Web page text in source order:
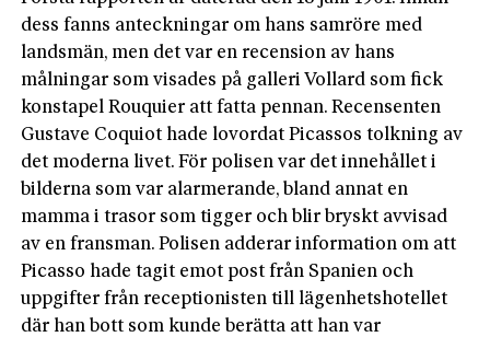
dess fanns anteckningar om hans samröre med
landsmän, men det var en recension av hans
målningar som visades på galleri Vollard som fick
konstapel Rouquier att fatta pennan. Recensenten
Gustave Coquiot hade lovordat Picassos tolkning av
det moderna livet. För polisen var det innehållet i
bilderna som var alarmerande, bland annat en
mamma i trasor som tigger och blir bryskt avvisad
av en fransman. Polisen adderar information om att
Picasso hade tagit emot post från Spanien och
uppgifter från receptionisten till lägenhetshotellet
där han bott som kunde berätta att han var